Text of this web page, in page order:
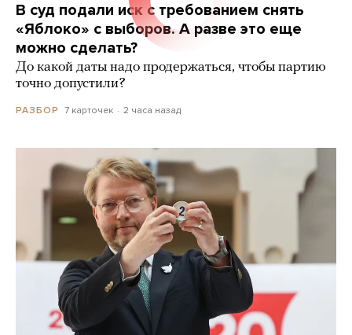
В суд подали иск с требованием снять
«Яблоко» с выборов. А разве это еще
можно сделать?
До какой даты надо продержаться, чтобы партию
точно допустили?
РАЗБОР 7 карточек 2 часа назад